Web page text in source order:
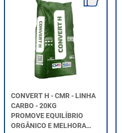
CONVERT H - CMR - LINHA
CARBO - 20KG
PROMOVE EQUILÍBRIO
ORGÂNICO E MELHORA